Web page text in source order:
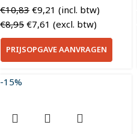
€10,83 €9,21 (incl. btw)
€8,95 €7,61 (excl. btw)
PRIJSOPGAVE AANVRAGEN
-15%